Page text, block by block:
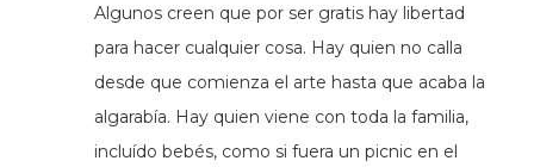
Algunos creen que por ser gratis hay libertad
para hacer cualquier cosa. Hay quien no calla
desde que comienza el arte hasta que acaba la
algarabía. Hay quien viene con toda la familia,
incluído bebés, como si fuera un picnic en el